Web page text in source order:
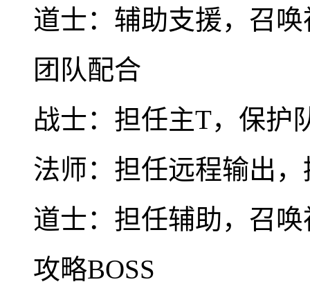
道士：辅助支援，召
团队配合
战士：担任主T，保护
法师：担任远程输出
道士：担任辅助，召
攻略BOSS